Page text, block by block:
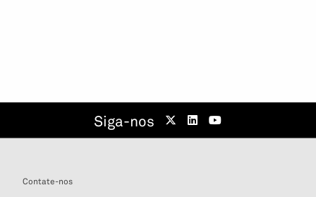
Siga-nos
Contate-nos